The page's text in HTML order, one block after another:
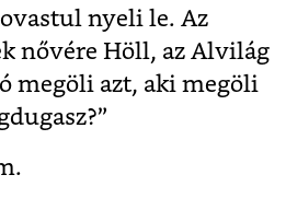
nyeli le. Az
nővére Höll, az Alvilág
megöli azt, aki megöli